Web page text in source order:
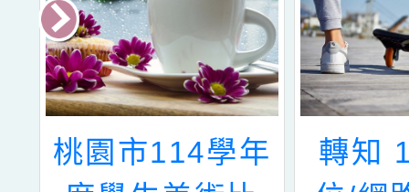
桃園市114學年
轉知